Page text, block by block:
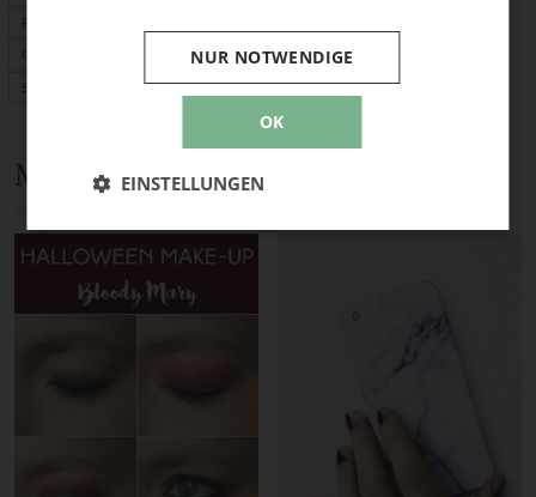
Plastikfrei
Geschenke
Seifenlexikon
Mehr Anleitungen und DIY-Ideen
OK
NUR NOTWENDIGE
EINSTELLUNGEN